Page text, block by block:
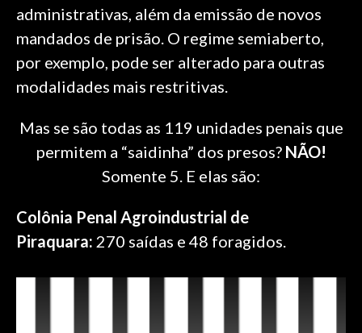
administrativas, além da emissão de novos
mandados de prisão. O regime semiaberto,
por exemplo, pode ser alterado para outras
modalidades mais restritivas.
Mas se são todas as 119 unidades penais que
permitem a “saidinha” dos presos? NÃO!
Somente 5. E elas são:
Colônia Penal Agroindustrial de
Piraquara: 270 saídas e 48 foragidos.